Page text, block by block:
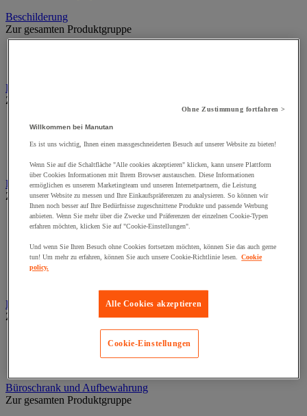
Beschilderung
Zur gesamten Produktgruppe
Bodenmatten für Büro- und Gemeinschaftsräume
Zur gesamten Produktgruppe
Anti-Ermüdungsmatte für Büroräume
Gittermatte für Gemeinschaftsräume
Matte für Eingangsbereich
Büromaterial und Büromöbel
Zur gesamten Produktgruppe
Heft, Block und Post-it®
Kalender und Schreibunterlage
Kleinmaterial
Papier, Karteikarte und Visitenkarte
Schreibutensilien
Büroregal
Zur gesamten Produktgruppe
Büroschrank und Aufbewahrung
Zur gesamten Produktgruppe
Ohne Zustimmung fortfahren >
Willkommen bei Manutan
Es ist uns wichtig, Ihnen einen massgeschneiderten Besuch auf unserer Website zu bieten!
Wenn Sie auf die Schaltfläche "Alle cookies akzeptieren" klicken, kann unsere Plattform
über Cookies Informationen mit Ihrem Browser austauschen. Diese Informationen
ermöglichen es unserem Marketingteam und unseren Internetpartnern, die Leistung
unserer Website zu messen und Ihre Einkaufspräferenzen zu analysieren. So können wir
Ihnen noch besser auf Ihre Bedürfnisse zugeschnittene Produkte und passende Werbung
anbieten. Wenn Sie mehr über die Zwecke und Präferenzen der einzelnen Cookie-Typen
erfahren möchten, klicken Sie auf "Cookie-Einstellungen".
Und wenn Sie Ihren Besuch ohne Cookies fortsetzen möchten, können Sie das auch gerne
tun! Um mehr zu erfahren, können Sie auch unsere Cookie-Richtlinie lesen.
Cookie
policy.
Alle Cookies akzeptieren
Cookie-Einstellungen